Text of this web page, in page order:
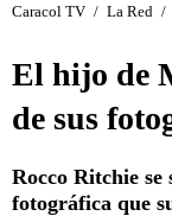
Caracol TV / La Red /
El hijo de
de sus
Rocco Ritchie
fotográfica que